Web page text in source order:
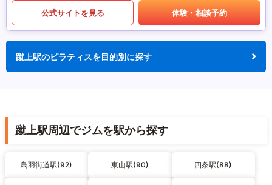
公式サイトを見る 体験・相談予約
蹴上駅のピラティスを目的別に探す
蹴上駅周辺でジムを駅から探す
鳥羽街道駅(92) 東山駅(90) 四条駅(88)